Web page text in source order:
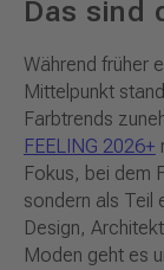
Das sind
Während früher
Mittelpunkt
Farbtrends
FEELING 2026+
Fokus, bei dem
sondern als Teil
Design,
Moden geht es